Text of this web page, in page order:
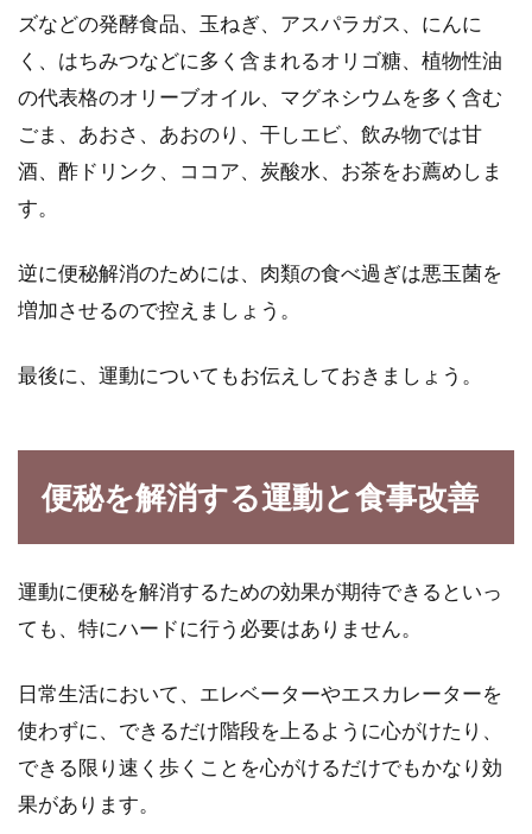
ズなどの発酵食品、玉ねぎ、アスパラガス、にんに
く、はちみつなどに多く含まれるオリゴ糖、植物性油
の代表格のオリーブオイル、マグネシウムを多く含む
ごま、あおさ、あおのり、干しエビ、飲み物では甘
酒、酢ドリンク、ココア、炭酸水、お茶をお薦めしま
す。
逆に便秘解消のためには、肉類の食べ過ぎは悪玉菌を
増加させるので控えましょう。
最後に、運動についてもお伝えしておきましょう。
便秘を解消する運動と食事改善
運動に便秘を解消するための効果が期待できるといっ
ても、特にハードに行う必要はありません。
日常生活において、エレベーターやエスカレーターを
使わずに、できるだけ階段を上るように心がけたり、
できる限り速く歩くことを心がけるだけでもかなり効
果があります。